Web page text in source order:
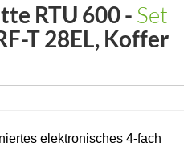
RTU 600 - Set
T 28EL, Koffer
elektronisches 4-fach